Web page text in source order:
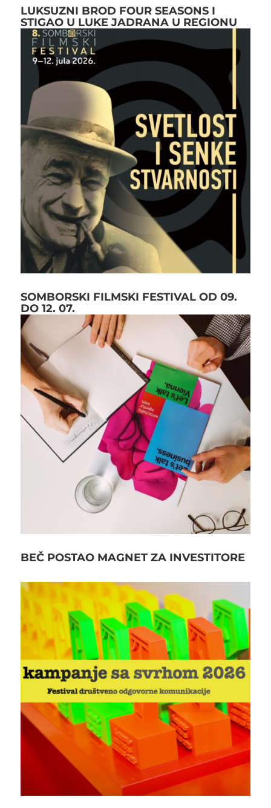
LUKSUZNI BROD FOUR SEASONS I
STIGAO U LUKE JADRANA U REGIONU
SOMBORSKI FILMSKI FESTIVAL OD 09.
DO 12. 07.
BEČ POSTAO MAGNET ZA INVESTITORE